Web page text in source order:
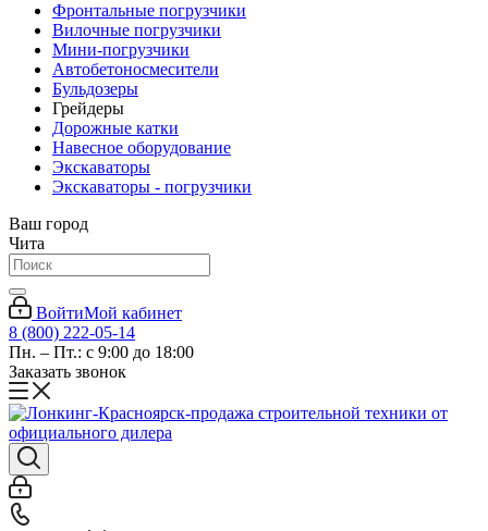
Фронтальные погрузчики
Вилочные погрузчики
Мини-погрузчики
Автобетоносмесители
Бульдозеры
Грейдеры
Дорожные катки
Навесное оборудование
Экскаваторы
Экскаваторы - погрузчики
Ваш город
Чита
ВойтиМой кабинет
8 (800) 222-05-14
Пн. – Пт.: с 9:00 до 18:00
Заказать звонок